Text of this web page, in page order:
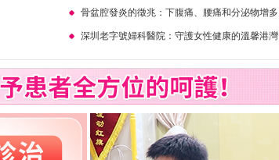
骨盆腔發炎的徵兆：下腹痛、腰痛和分泌物增多
深圳老字號婦科醫院：守護女性健康的溫馨港灣